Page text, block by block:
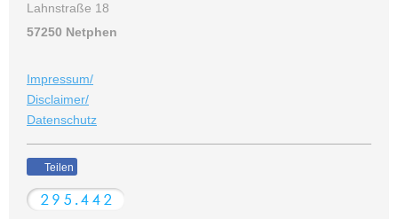
Lahnstraße 18
57250 Netphen
Impressum/
Disclaimer/
Datenschutz
Teilen